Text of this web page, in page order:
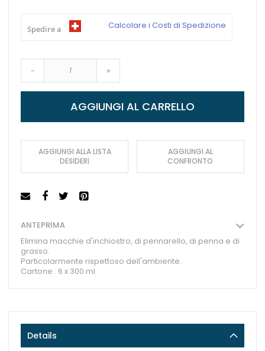
Spedire a Calcolare i Costi di Spedizione
- +
AGGIUNGI AL CARRELLO
AGGIUNGI ALLA LISTA
DESIDERI
AGGIUNGI AL
CONFRONTO
ANTEPRIMA
Elimina macchie d'inchiostro, di pennarello, di penna e di
grasso.
Particolarmente rispettoso dell'ambiente.
Cartone : 6 x 300 ml
Details